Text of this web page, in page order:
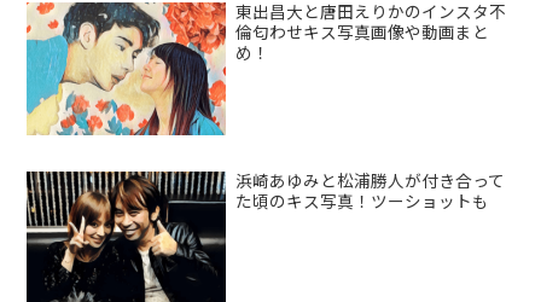
東出昌大と唐田えりかのインスタ不
倫匂わせキス写真画像や動画まと
め！
浜崎あゆみと松浦勝人が付き合って
た頃のキス写真！ツーショットも